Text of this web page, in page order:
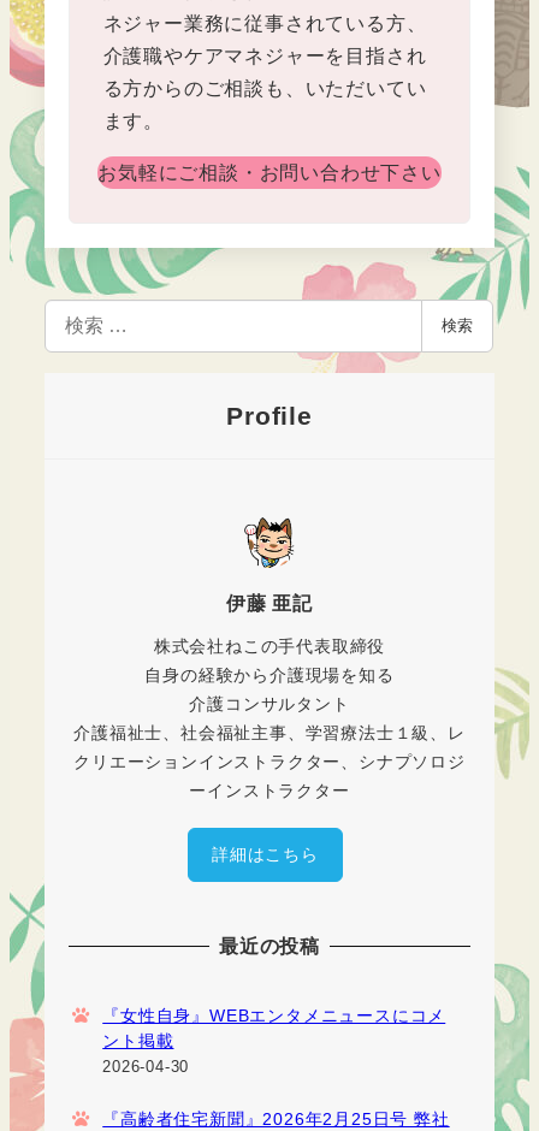
ネジャー業務に従事されている方、
介護職やケアマネジャーを目指され
る方からのご相談も、いただいてい
ます。
お気軽にご相談・お問い合わせ下さい
検索
Profile
伊藤 亜記
株式会社ねこの手代表取締役
自身の経験から介護現場を知る
介護コンサルタント
介護福祉士、社会福祉主事、学習療法士１級、レ
クリエーションインストラクター、シナプソロジ
ーインストラクター
詳細はこちら
最近の投稿
『女性自身』WEBエンタメニュースにコメ
ント掲載
2026-04-30
『高齢者住宅新聞』2026年2月25日号 弊社